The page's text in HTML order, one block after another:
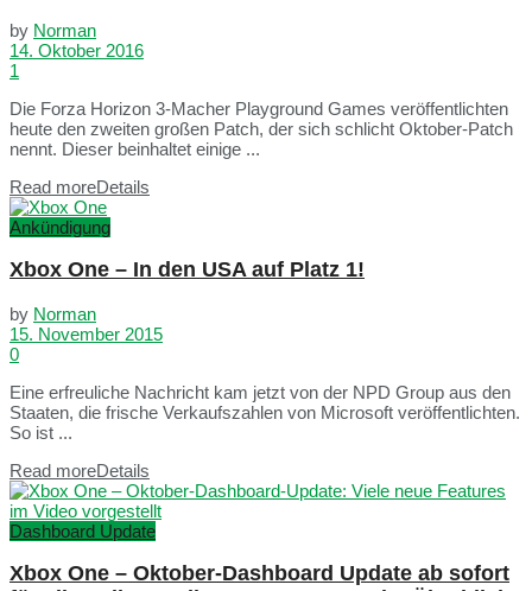
by Norman
14. Oktober 2016
1
Die Forza Horizon 3-Macher Playground Games veröffentlichten
heute den zweiten großen Patch, der sich schlicht Oktober-Patch
nennt. Dieser beinhaltet einige ...
Read moreDetails
Ankündigung
Xbox One – In den USA auf Platz 1!
by Norman
15. November 2015
0
Eine erfreuliche Nachricht kam jetzt von der NPD Group aus den
Staaten, die frische Verkaufszahlen von Microsoft veröffentlichten.
So ist ...
Read moreDetails
Dashboard Update
Xbox One – Oktober-Dashboard Update ab sofort